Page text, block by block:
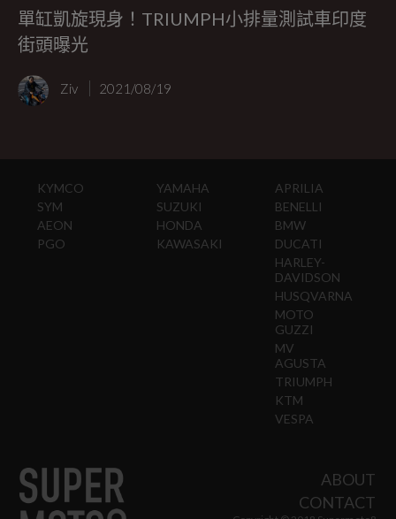
單缸凱旋現身！TRIUMPH小排量測試車印度
街頭曝光
Ziv 2021/08/19
KYMCO
SYM
AEON
PGO
YAMAHA
SUZUKI
HONDA
KAWASAKI
APRILIA
BENELLI
BMW
DUCATI
HARLEY-
DAVIDSON
HUSQVARNA
MOTO
GUZZI
MV
AGUSTA
TRIUMPH
KTM
VESPA
ABOUT
CONTACT